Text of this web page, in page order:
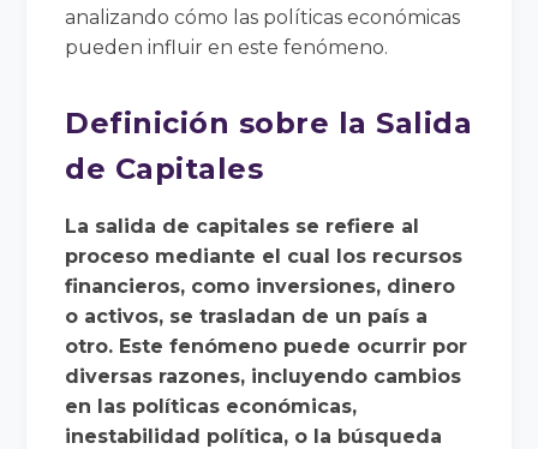
analizando cómo las políticas económicas
pueden influir en este fenómeno.
Definición sobre la Salida
de Capitales
La salida de capitales se refiere al
proceso mediante el cual los recursos
financieros, como inversiones, dinero
o activos, se trasladan de un país a
otro. Este fenómeno puede ocurrir por
diversas razones, incluyendo cambios
en las políticas económicas,
inestabilidad política, o la búsqueda